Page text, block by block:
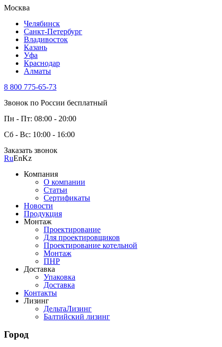
Москва
Челябинск
Санкт-Петербург
Владивосток
Казань
Уфа
Краснодар
Алматы
8 800 775-65-73
Звонок по России бесплатный
Пн - Пт: 08:00 - 20:00
Сб - Вс: 10:00 - 16:00
Заказать звонок
RuEnKz
Компания
О компании
Статьи
Сертификаты
Новости
Продукция
Монтаж
Проектирование
Для проектировщиков
Проектирование котельной
Монтаж
ПНР
Доставка
Упаковка
Доставка
Контакты
Лизинг
ДельтаЛизинг
Балтийский лизинг
Город